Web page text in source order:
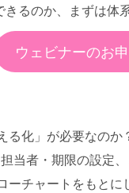
きるのか、まずは体
ウェビナーのお
る化」が必要なのか
当者・期限の設定
ーチャートをもと